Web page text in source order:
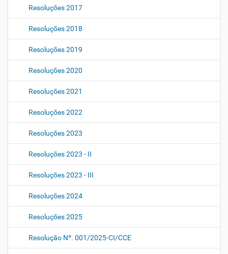
Resoluções 2017
Resoluções 2018
Resoluções 2019
Resoluções 2020
Resoluções 2021
Resoluções 2022
Resoluções 2023
Resoluções 2023 - II
Resoluções 2023 - III
Resoluções 2024
Resoluções 2025
Resolução Nº. 001/2025-CI/CCE